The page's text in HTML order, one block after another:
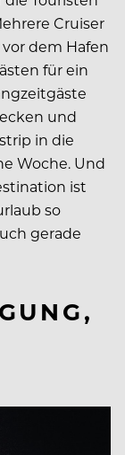
Cruiser
dem Hafen
für ein
und
in die
Woche. Und
ist
so
gerade